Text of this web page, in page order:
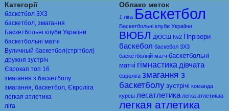
Категорії
баскетбол 3Х3
баскетбол, змагання
Баскетбольні клуби Украіїни
баскетбольні матчі
Вуличный баскетбол(стрітбол)
дружня зустріч
Єврокап топ 16
змагання з баскетболу
змагання, баскетбол, Євроліга
легкая атлетика
ліга
Облако меток
1 ліга Баскетбол
Баскетбольні клуби Украіїни
ВЮБЛ ДЮСШ №2 Ппрiзери
баскебол баскебол 3Х3
баскетболній матч баскетбольні
матчі гімнастика дівчата
евролiга змагання з
баскетболу зустрічі команда
курсы лег.атлетика легка атлетикаа
легкая атлетика